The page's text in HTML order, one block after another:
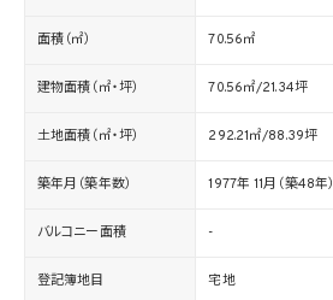
面積（㎡） 70.56㎡
建物面積（㎡・坪） 70.56㎡/21.34坪
土地面積（㎡・坪） 292.21㎡/88.39坪
築年月（築年数） 1977年 11月（築48年）
バルコニー面積 -
登記簿地目 宅地